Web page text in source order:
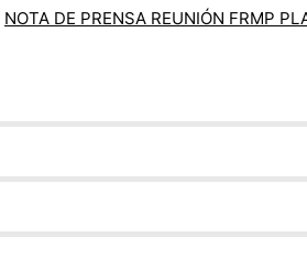
NOTA DE PRENSA REUNIÓN FRMP